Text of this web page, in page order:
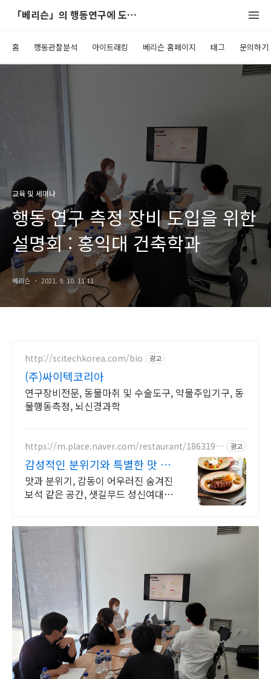
「베리슨」의 행동연구에 도움이 되는 블로그
홈 행동관찰분석 아이트래킹 베리슨 홈페이지 태그 문의하기
교육 및 세미나
행동 연구 측정 장비 도입을 위한
설명회 : 홍익대 건축학과
베리슨 2021. 9. 10. 11:11
http://scitechkorea.com/bio 광고
(주)싸이텍코리아
연구장비전문, 동물마취 및 수술도구, 약물주입기구, 동
물행동측정, 뇌신경과학
https://m.place.naver.com/restaurant/1863199
광고
감성적인 분위기와 특별한 맛 데
이트를 위한 특별한 공간
맛과 분위기, 감동이 어우러진 숨겨진
보석 같은 공간, 샛길무드 성신여대점